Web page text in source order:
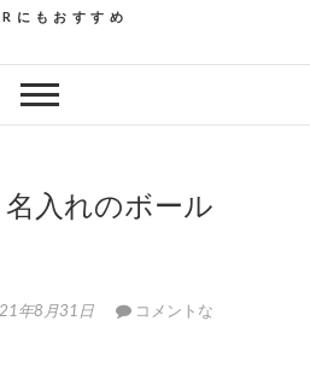
にもおすすめ
入れのボール
年8月31日
コメントな